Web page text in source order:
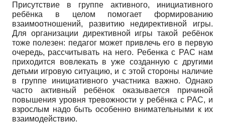
Присутствие в группе активного, инициативного
ребёнка в целом помогает формированию
взаимоотношений, развитию не­директивной игры.
Для организации директивной игры такой ребёнок
тоже полезен: педагог может привлечь его в первую
очередь, рассчитывать на него. Ребенка с РАС нам
приходится вовлекать в уже созданную с другими
детьми игровую ситуацию, и с этой стороны наличие
в группе инициативного участника важно. Однако
часто активный ребёнок оказывается причиной
повышения уровня тревожности у ребёнка с РАС, и
взрослым надо быть особенно внимательными к их
взаимодействию.